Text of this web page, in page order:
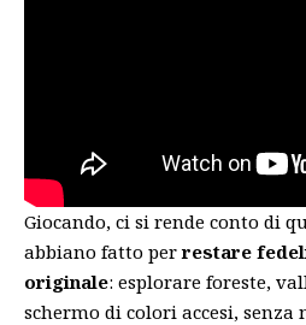
Giocando, ci si rende conto di
abbiano fatto perrestare
originale: esplorare foreste,
schermo di colori accesi, senza